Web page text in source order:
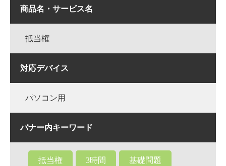
商品名・サービス名
抵当権
対応デバイス
パソコン用
バナー内キーワード
抵当権 3時間 基礎問題